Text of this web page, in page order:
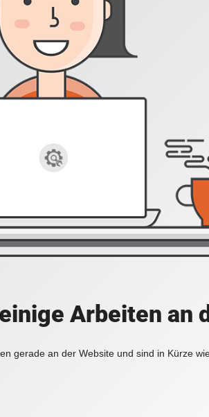
Arbeiten an
gerade an der Website und sind in Kürze